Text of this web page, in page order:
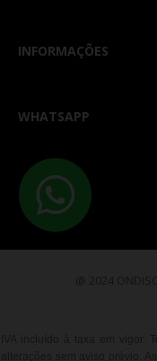
INFORMAÇÕES
WHATSAPP